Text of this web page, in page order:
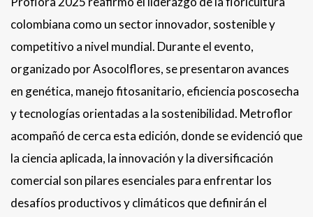
colombiana como un sector innovador, sostenible y
competitivo a nivel mundial. Durante el evento,
organizado por Asocolflores, se presentaron avances
en genética, manejo fitosanitario, eficiencia poscosecha
y tecnologías orientadas a la sostenibilidad. Metroflor
acompañó de cerca esta edición, donde se evidenció que
la ciencia aplicada, la innovación y la diversificación
comercial son pilares esenciales para enfrentar los
desafíos productivos y climáticos que definirán el